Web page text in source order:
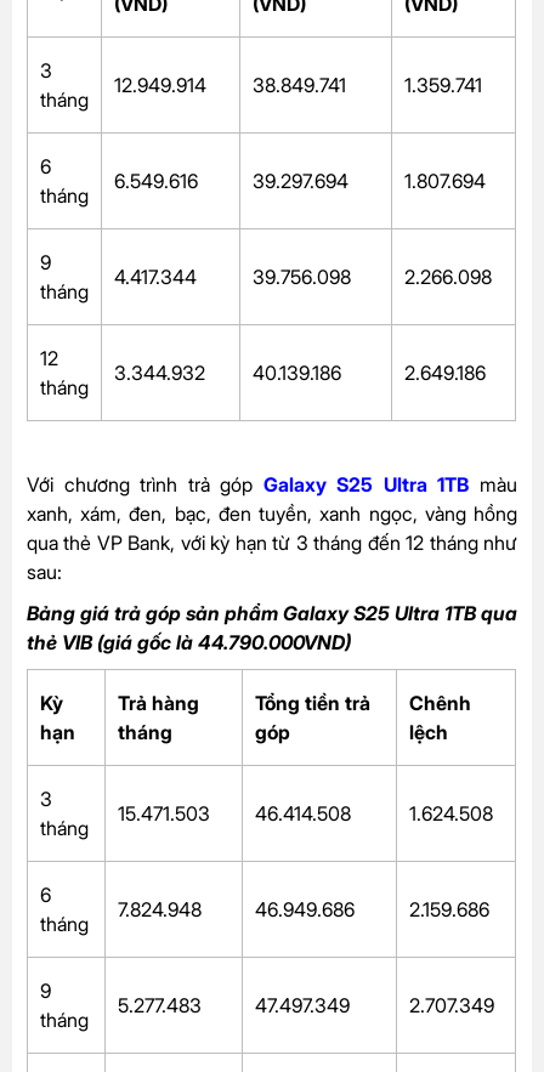
3
tháng
12.949.914 38.849.741 1.359.741
6
tháng
6.549.616 39.297.694 1.807.694
9
tháng
4.417.344 39.756.098 2.266.098
12
tháng
3.344.932 40.139.186 2.649.186
Với chương trình trả góp Galaxy S25 Ultra 1TB màu
xanh, xám, đen, bạc, đen tuyền, xanh ngọc, vàng hồng
qua thẻ VP Bank, với kỳ hạn từ 3 tháng đến 12 tháng như
sau:
Bảng giá trả góp sản phẩm Galaxy S25 Ultra 1TB qua
thẻ VIB (giá gốc là 44.790.000VND)
Kỳ
hạn
Trả hàng
tháng
Tổng tiền trả
góp
Chênh
lệch
3
tháng
15.471.503 46.414.508 1.624.508
6
tháng
7.824.948 46.949.686 2.159.686
9
tháng
5.277.483 47.497.349 2.707.349